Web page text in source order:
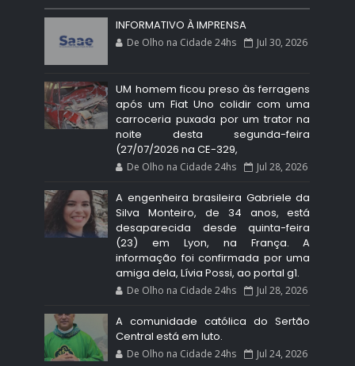
INFORMATIVO À IMPRENSA
De Olho na Cidade 24hs Jul 30, 2026
UM homem ficou preso às ferragens
após um Fiat Uno colidir com uma
carroceria puxada por um trator na
noite desta segunda-feira
(27/07/2026 na CE-329,
De Olho na Cidade 24hs Jul 28, 2026
A engenheira brasileira Gabriele da
Silva Monteiro, de 34 anos, está
desaparecida desde quinta-feira
(23) em Lyon, na França. A
informação foi confirmada por uma
amiga dela, Lívia Possi, ao portal g1.
De Olho na Cidade 24hs Jul 28, 2026
A comunidade católica do Sertão
Central está em luto.
De Olho na Cidade 24hs Jul 24, 2026